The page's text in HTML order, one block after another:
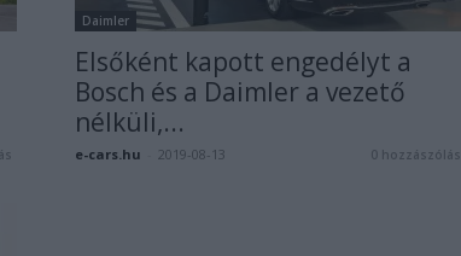
Daimler
Elsőként kapott engedélyt a
Bosch és a Daimler a vezető
nélküli,...
e-cars.hu 2019-08-13 0 hozzászólás